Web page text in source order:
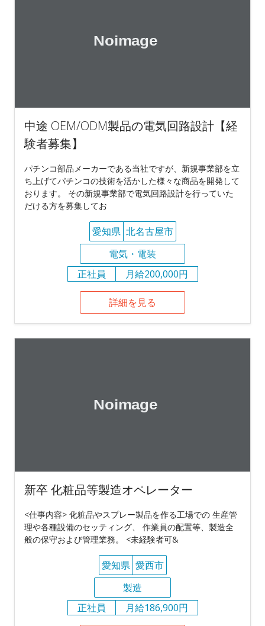
中途 OEM/ODM製品の電気回路設計【経
験者募集】
パチンコ部品メーカーである当社ですが、新規事業部を立
ち上げてパチンコの技術を活かした様々な商品を開発して
おります。 その新規事業部で電気回路設計を行っていた
だける方を募集してお
愛知県 北名古屋市
電気・電装
正社員
月給200,000円
詳細を見る
新卒 化粧品等製造オペレーター
<仕事内容> 化粧品やスプレー製品を作る工場での 生産管
理や各種設備のセッティング、 作業員の配置等、製造全
般の保守および管理業務。 <未経験者可&
愛知県 愛西市
製造
正社員
月給186,900円